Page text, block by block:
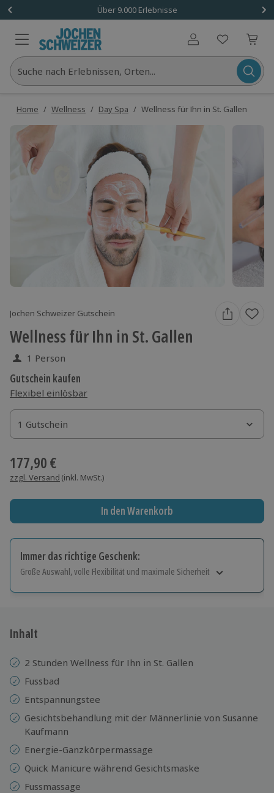
Über 9.000 Erlebnisse
Benutzerkonto
Suche nach Erlebnissen, Orten...
Home / Wellness / Day Spa / Wellness für Ihn in St. Gallen
Jochen Schweizer Gutschein
Wellness für Ihn in St. Gallen
1 Person
Gutschein kaufen
Flexibel einlösbar
1 Gutschein
1 Gutschein
1 Gutschein
177,90 €
zzgl. Versand (inkl. MwSt.)
In den Warenkorb
Immer das richtige Geschenk:
Große Auswahl, volle Flexibilität und maximale Sicherheit
Jeder Gutschein für alle Erlebnisse einlösbar.
Inhalt
2 Stunden Wellness für Ihn in St. Gallen
Fussbad
Entspannungstee
Gesichtsbehandlung mit der Männerlinie von Susanne
Kaufmann
Energie-Ganzkörpermassage
Quick Manicure während Gesichtsmaske
Fussmassage